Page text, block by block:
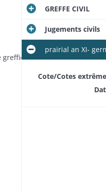
Correspondance, nominations de juges de paix, de greffiers, d'huissiers
GREFFE CIVIL
Jugements civils
prairial an XI-
Cote/Cotes